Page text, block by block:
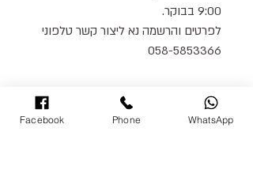
9:00 בבוקר.
לפרטים והרשמה נא ליצור קשר טלפוני
058-5853366
058-5853366
Facebook Phone WhatsApp